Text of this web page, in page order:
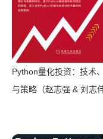
Python量化投资：技术
与策略（赵志强 & 刘志伟